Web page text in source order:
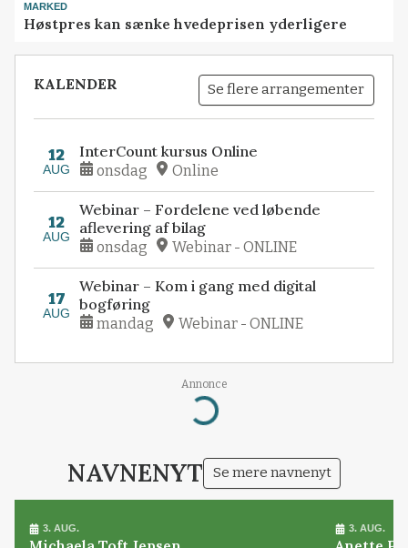
MARKED
Høstpres kan sænke hvedeprisen yderligere
KALENDER Se flere arrangementer
12
AUG
InterCount kursus Online
onsdag Online
12
AUG
Webinar – Fordelene ved løbende
aflevering af bilag
onsdag Webinar - ONLINE
17
AUG
Webinar – Kom i gang med digital
bogføring
mandag Webinar - ONLINE
Annonce
Loading...
NAVNENYT Se mere navnenyt
3. AUG. 3. AUG.